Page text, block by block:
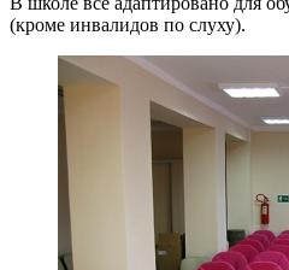
(кроме инвалидов по слуху).